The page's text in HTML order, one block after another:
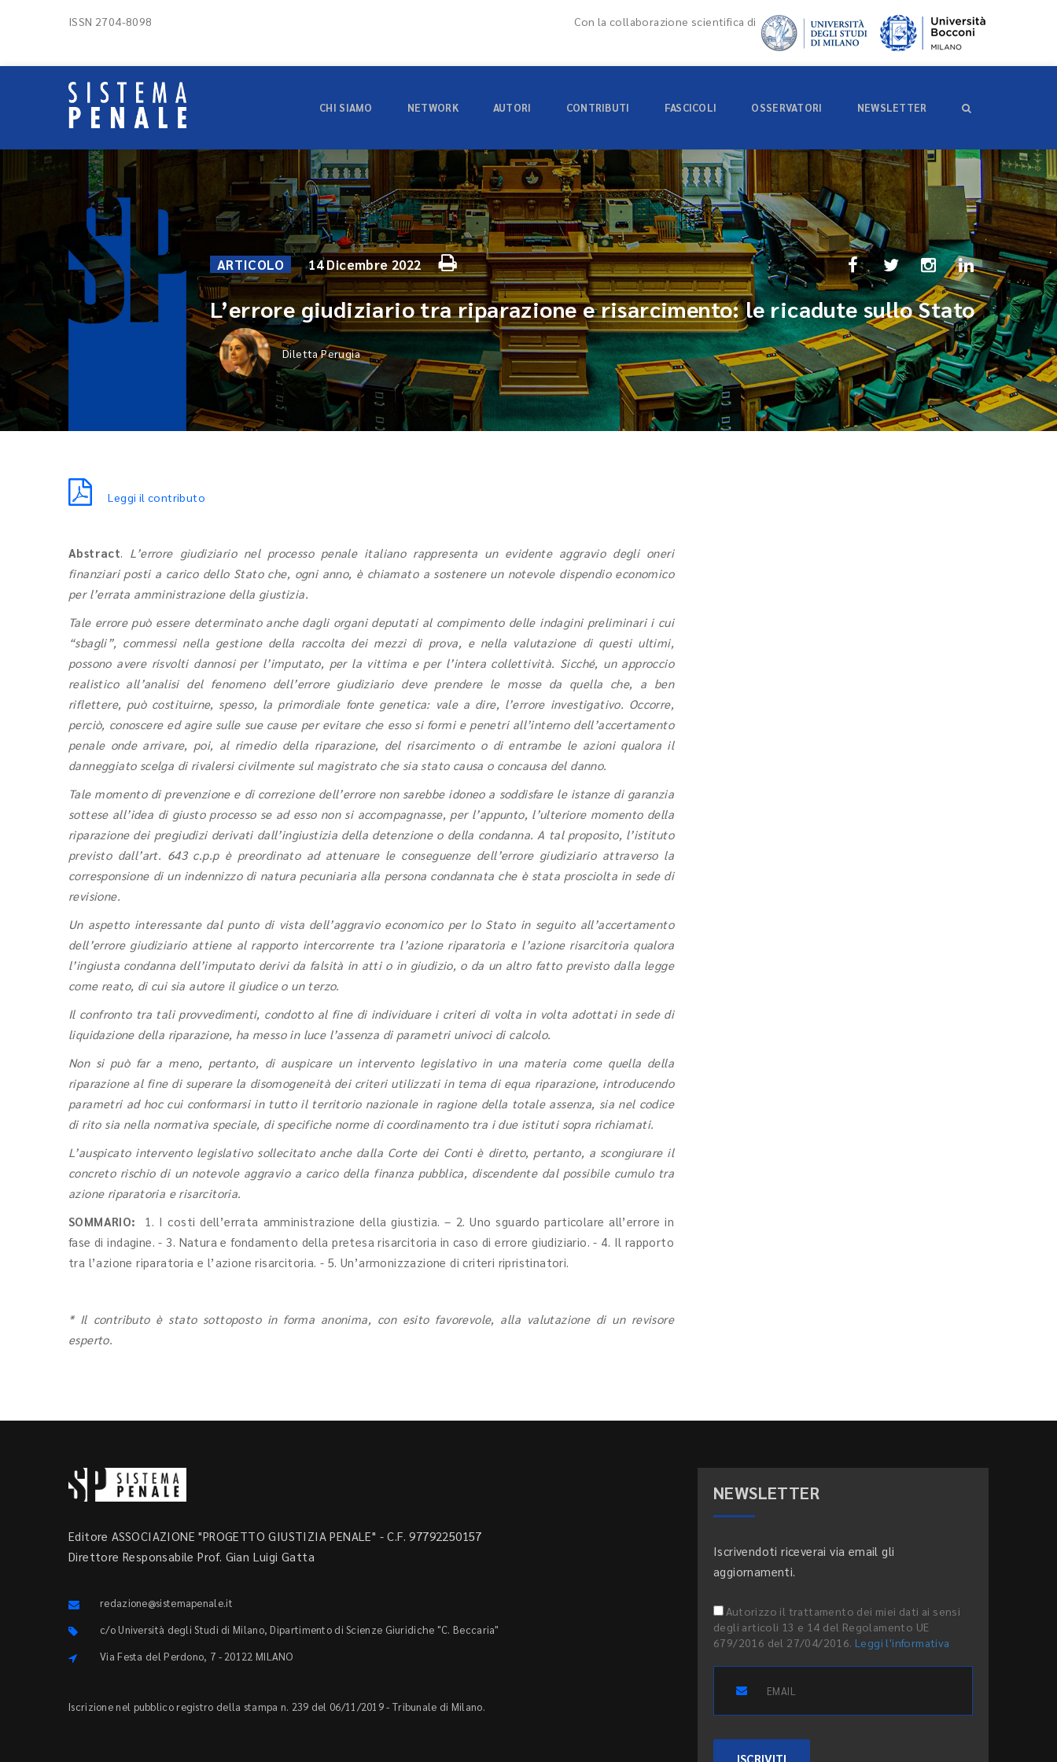
ISSN 2704-8098 Con la collaborazione scientifica di
CHI SIAMO NETWORK AUTORI CONTRIBUTI FASCICOLI OSSERVATORI NEWSLETTER
ARTICOLO 14 Dicembre 2022
L’errore giudiziario tra riparazione e risarcimento: le ricadute sullo Stato
Diletta Perugia
Leggi il contributo
Abstract. L’errore giudiziario nel processo penale italiano rappresenta un evidente aggravio degli oneri
finanziari posti a carico dello Stato che, ogni anno, è chiamato a sostenere un notevole dispendio economico
per l’errata amministrazione della giustizia.
Tale errore può essere determinato anche dagli organi deputati al compimento delle indagini preliminari i cui
“sbagli”, commessi nella gestione della raccolta dei mezzi di prova, e nella valutazione di questi ultimi,
possono avere risvolti dannosi per l’imputato, per la vittima e per l’intera collettività. Sicché, un approccio
realistico all’analisi del fenomeno dell’errore giudiziario deve prendere le mosse da quella che, a ben
riflettere, può costituirne, spesso, la primordiale fonte genetica: vale a dire, l’errore investigativo. Occorre,
perciò, conoscere ed agire sulle sue cause per evitare che esso si formi e penetri all’interno dell’accertamento
penale onde arrivare, poi, al rimedio della riparazione, del risarcimento o di entrambe le azioni qualora il
danneggiato scelga di rivalersi civilmente sul magistrato che sia stato causa o concausa del danno.
Tale momento di prevenzione e di correzione dell’errore non sarebbe idoneo a soddisfare le istanze di garanzia
sottese all’idea di giusto processo se ad esso non si accompagnasse, per l’appunto, l’ulteriore momento della
riparazione dei pregiudizi derivati dall’ingiustizia della detenzione o della condanna. A tal proposito, l’istituto
previsto dall’art. 643 c.p.p è preordinato ad attenuare le conseguenze dell’errore giudiziario attraverso la
corresponsione di un indennizzo di natura pecuniaria alla persona condannata che è stata prosciolta in sede di
revisione.
Un aspetto interessante dal punto di vista dell’aggravio economico per lo Stato in seguito all’accertamento
dell’errore giudiziario attiene al rapporto intercorrente tra l’azione riparatoria e l’azione risarcitoria qualora
l’ingiusta condanna dell’imputato derivi da falsità in atti o in giudizio, o da un altro fatto previsto dalla legge
come reato, di cui sia autore il giudice o un terzo.
Il confronto tra tali provvedimenti, condotto al fine di individuare i criteri di volta in volta adottati in sede di
liquidazione della riparazione, ha messo in luce l’assenza di parametri univoci di calcolo.
Non si può far a meno, pertanto, di auspicare un intervento legislativo in una materia come quella della
riparazione al fine di superare la disomogeneità dei criteri utilizzati in tema di equa riparazione, introducendo
parametri ad hoc cui conformarsi in tutto il territorio nazionale in ragione della totale assenza, sia nel codice
di rito sia nella normativa speciale, di specifiche norme di coordinamento tra i due istituti sopra richiamati.
L’auspicato intervento legislativo sollecitato anche dalla Corte dei Conti è diretto, pertanto, a scongiurare il
concreto rischio di un notevole aggravio a carico della finanza pubblica, discendente dal possibile cumulo tra
azione riparatoria e risarcitoria.
SOMMARIO: 1. I costi dell’errata amministrazione della giustizia. – 2. Uno sguardo particolare all’errore in
fase di indagine. - 3. Natura e fondamento della pretesa risarcitoria in caso di errore giudiziario. - 4. Il rapporto
tra l’azione riparatoria e l’azione risarcitoria. - 5. Un’armonizzazione di criteri ripristinatori.
* Il contributo è stato sottoposto in forma anonima, con esito favorevole, alla valutazione di un revisore
esperto.
Editore ASSOCIAZIONE "PROGETTO GIUSTIZIA PENALE" - C.F. 97792250157
Direttore Responsabile Prof. Gian Luigi Gatta
redazione@sistemapenale.it
c/o Università degli Studi di Milano, Dipartimento di Scienze Giuridiche "C. Beccaria"
Via Festa del Perdono, 7 - 20122 MILANO
Iscrizione nel pubblico registro della stampa n. 239 del 06/11/2019 - Tribunale di Milano.
NEWSLETTER
Iscrivendoti riceverai via email gli
aggiornamenti.
Autorizzo il trattamento dei miei dati ai sensi
degli articoli 13 e 14 del Regolamento UE
679/2016 del 27/04/2016. Leggi l'informativa
ISCRIVITI